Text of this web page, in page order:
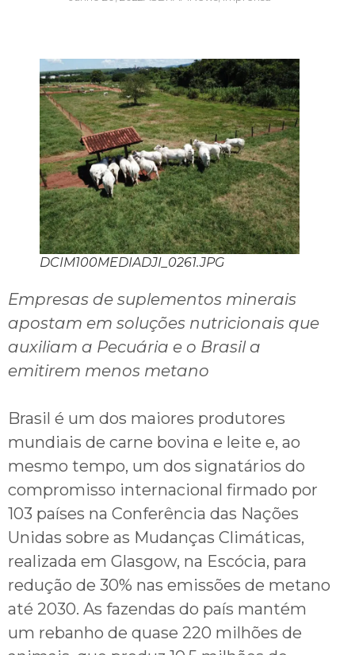
DCIM100MEDIADJI_0261.JPG
Empresas de suplementos minerais
apostam em soluções nutricionais que
auxiliam a Pecuária e o Brasil a
emitirem menos metano
Brasil é um dos maiores produtores
mundiais de carne bovina e leite e, ao
mesmo tempo, um dos signatários do
compromisso internacional firmado por
103 países na Conferência das Nações
Unidas sobre as Mudanças Climáticas,
realizada em Glasgow, na Escócia, para
redução de 30% nas emissões de metano
até 2030. As fazendas do país mantém
um rebanho de quase 220 milhões de